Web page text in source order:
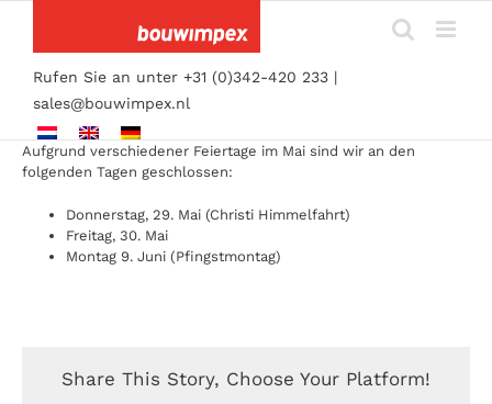
content
Rufen Sie an unter +31 (0)342-420 233 |
sales@bouwimpex.nl
Aufgrund verschiedener Feiertage im Mai sind wir an den
folgenden Tagen geschlossen:
Donnerstag, 29. Mai (Christi Himmelfahrt)
Freitag, 30. Mai
Montag 9. Juni (Pfingstmontag)
Share This Story, Choose Your Platform!